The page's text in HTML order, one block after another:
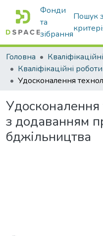
Фонди
та
зібрання
Пошук
Головна
Удосконалення
з додаванням
бджільництва